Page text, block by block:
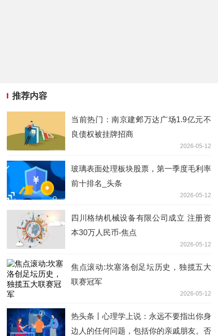
推荐内容
当前热门：南京建邺万达广场1.9亿元不
良债权被挂牌招商
2026-05-12
玻璃表面处理板块股票，第一季度毛利率
前十排名_头条
2026-05-12
四川格纳机械设备有限公司成立 注册资
本30万人民币-焦点
2026-05-12
焦点滚动:坎塞洛创足坛历史，独揽五大
联赛冠军
2026-05-12
热头条丨心理学上说：永远不要指出你身
边人的任何问题，包括你的亲戚朋友。否